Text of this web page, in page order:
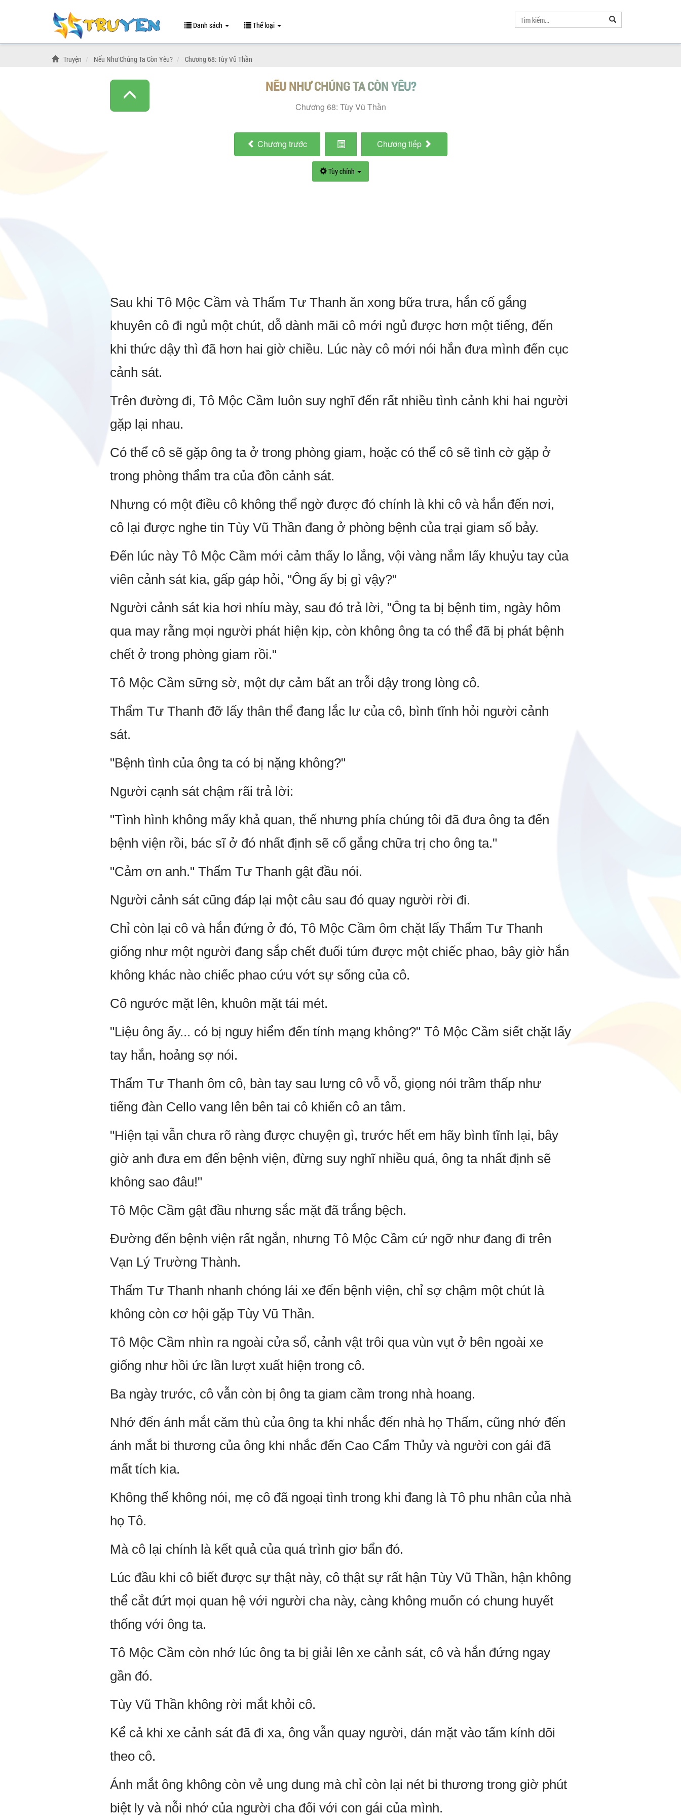
Danh sách Thể loại
Truyện Nếu Như Chúng Ta Còn Yêu? Chương 68: Tùy Vũ Thần
NẾU NHƯ CHÚNG TA CÒN YÊU?
Chương 68: Tùy Vũ Thần
Chương trước Chương tiếp
Tùy chỉnh
Sau khi Tô Mộc Cầm và Thẩm Tư Thanh ăn xong bữa trưa, hắn cố gắng
khuyên cô đi ngủ một chút, dỗ dành mãi cô mới ngủ được hơn một tiếng, đến
khi thức dậy thì đã hơn hai giờ chiều. Lúc này cô mới nói hắn đưa mình đến cục
cảnh sát.
Trên đường đi, Tô Mộc Cầm luôn suy nghĩ đến rất nhiều tình cảnh khi hai người
gặp lại nhau.
Có thể cô sẽ gặp ông ta ở trong phòng giam, hoặc có thể cô sẽ tình cờ gặp ở
trong phòng thẩm tra của đồn cảnh sát.
Nhưng có một điều cô không thể ngờ được đó chính là khi cô và hắn đến nơi,
cô lại được nghe tin Tùy Vũ Thần đang ở phòng bệnh của trại giam số bảy.
Đến lúc này Tô Mộc Cầm mới cảm thấy lo lắng, vội vàng nắm lấy khuỷu tay của
viên cảnh sát kia, gấp gáp hỏi, "Ông ấy bị gì vậy?"
Người cảnh sát kia hơi nhíu mày, sau đó trả lời, "Ông ta bị bệnh tim, ngày hôm
qua may rằng mọi người phát hiện kịp, còn không ông ta có thể đã bị phát bệnh
chết ở trong phòng giam rồi."
Tô Mộc Cầm sững sờ, một dự cảm bất an trỗi dậy trong lòng cô.
Thẩm Tư Thanh đỡ lấy thân thể đang lắc lư của cô, bình tĩnh hỏi người cảnh
sát.
"Bệnh tình của ông ta có bị nặng không?"
Người cạnh sát chậm rãi trả lời:
"Tình hình không mấy khả quan, thế nhưng phía chúng tôi đã đưa ông ta đến
bệnh viện rồi, bác sĩ ở đó nhất định sẽ cố gắng chữa trị cho ông ta."
"Cảm ơn anh." Thẩm Tư Thanh gật đầu nói.
Người cảnh sát cũng đáp lại một câu sau đó quay người rời đi.
Chỉ còn lại cô và hắn đứng ở đó, Tô Mộc Cầm ôm chặt lấy Thẩm Tư Thanh
giống như một người đang sắp chết đuối túm được một chiếc phao, bây giờ hắn
không khác nào chiếc phao cứu vớt sự sống của cô.
Cô ngước mặt lên, khuôn mặt tái mét.
"Liệu ông ấy... có bị nguy hiểm đến tính mạng không?" Tô Mộc Cầm siết chặt lấy
tay hắn, hoảng sợ nói.
Thẩm Tư Thanh ôm cô, bàn tay sau lưng cô vỗ vỗ, giọng nói trầm thấp như
tiếng đàn Cello vang lên bên tai cô khiến cô an tâm.
"Hiện tại vẫn chưa rõ ràng được chuyện gì, trước hết em hãy bình tĩnh lại, bây
giờ anh đưa em đến bệnh viện, đừng suy nghĩ nhiều quá, ông ta nhất định sẽ
không sao đâu!"
Tô Mộc Cầm gật đầu nhưng sắc mặt đã trắng bệch.
Đường đến bệnh viện rất ngắn, nhưng Tô Mộc Cầm cứ ngỡ như đang đi trên
Vạn Lý Trường Thành.
Thẩm Tư Thanh nhanh chóng lái xe đến bệnh viện, chỉ sợ chậm một chút là
không còn cơ hội gặp Tùy Vũ Thần.
Tô Mộc Cầm nhìn ra ngoài cửa sổ, cảnh vật trôi qua vùn vụt ở bên ngoài xe
giống như hồi ức lần lượt xuất hiện trong cô.
Ba ngày trước, cô vẫn còn bị ông ta giam cầm trong nhà hoang.
Nhớ đến ánh mắt căm thù của ông ta khi nhắc đến nhà họ Thẩm, cũng nhớ đến
ánh mắt bi thương của ông khi nhắc đến Cao Cẩm Thủy và người con gái đã
mất tích kia.
Không thể không nói, mẹ cô đã ngoại tình trong khi đang là Tô phu nhân của nhà
họ Tô.
Mà cô lại chính là kết quả của quá trình giơ bẩn đó.
Lúc đầu khi cô biết được sự thật này, cô thật sự rất hận Tùy Vũ Thần, hận không
thể cắt đứt mọi quan hệ với người cha này, càng không muốn có chung huyết
thống với ông ta.
Tô Mộc Cầm còn nhớ lúc ông ta bị giải lên xe cảnh sát, cô và hắn đứng ngay
gần đó.
Tùy Vũ Thần không rời mắt khỏi cô.
Kể cả khi xe cảnh sát đã đi xa, ông vẫn quay người, dán mặt vào tấm kính dõi
theo cô.
Ánh mắt ông không còn vẻ ung dung mà chỉ còn lại nét bi thương trong giờ phút
biệt ly và nỗi nhớ của người cha đối với con gái của mình.